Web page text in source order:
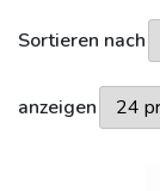
dieser
viele
können,
aussehen
von
Sortieren nach
anzeigen